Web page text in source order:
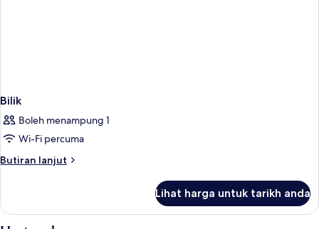
Bilik
Boleh menampung 1
Wi-Fi percuma
Butiran lanjut
Butiran
Lihat harga untuk tarikh anda